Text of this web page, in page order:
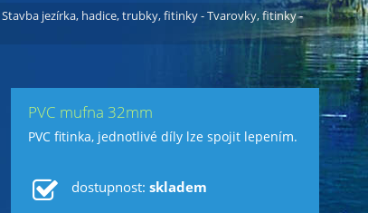
Stavba jezírka, hadice, trubky, fitinky - Tvarovky, fitinky -
PVC mufna 32mm
PVC fitinka, jednotlivé díly lze spojit lepením.
dostupnost: skladem